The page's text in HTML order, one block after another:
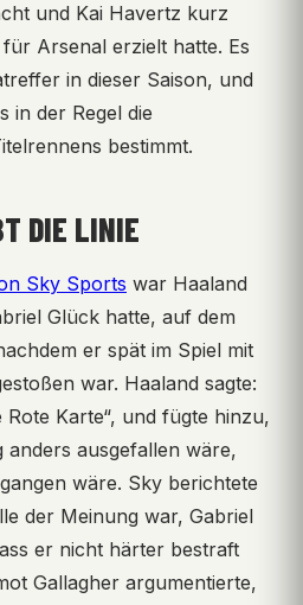
und Kai Havertz kurz
Arsenal erzielt hatte. Es
in dieser Saison, und
in der Regel die
bestimmt.
DIE LINIE
Sky Sports war Haaland
Glück hatte, auf dem
er spät im Spiel mit
war. Haaland sagte:
Rote Karte“, und fügte hinzu,
anders ausgefallen wäre,
wäre. Sky berichtete
der Meinung war, Gabriel
er nicht härter bestraft
Gallagher argumentierte,